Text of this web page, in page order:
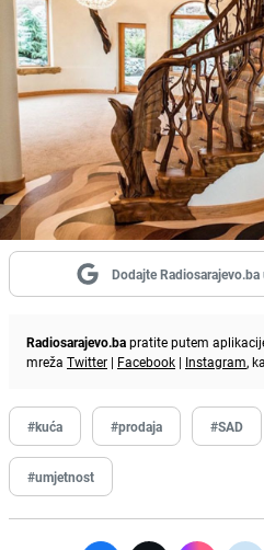
Dodajte
Radiosarajevo.bapratite putem
mreža Twitter | Facebook | Instagram,
#kuća #prodaja #SAD
#umjetnost